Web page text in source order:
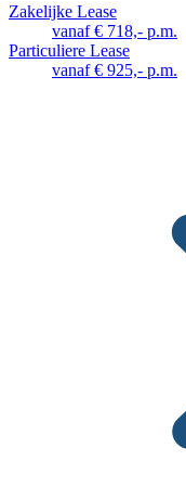
Zakelijke Lease
vanaf € 718,- p.m.
Particuliere Lease
vanaf € 925,- p.m.